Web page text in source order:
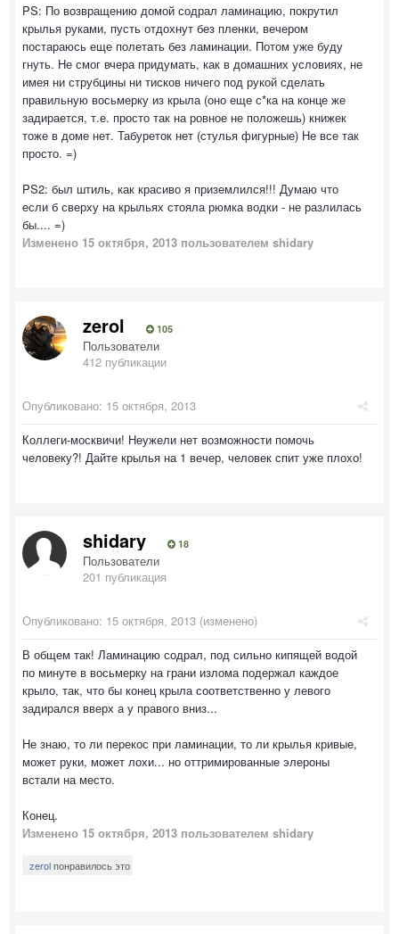
PS: По возвращению домой содрал ламинацию, покрутил
крылья руками, пусть отдохнут без пленки, вечером
постараюсь еще полетать без ламинации. Потом уже буду
гнуть. Не смог вчера придумать, как в домашних условиях, не
имея ни струбцины ни тисков ничего под рукой сделать
правильную восьмерку из крыла (оно еще с*ка на конце же
задирается, т.е. просто так на ровное не положешь) книжек
тоже в доме нет. Табуреток нет (стулья фигурные) Не все так
просто. =)
PS2: был штиль, как красиво я приземлился!!! Думаю что
если б сверху на крыльях стояла рюмка водки - не разлилась
бы.... =)
Изменено 15 октября, 2013 пользователем shidary
zerol 105
Пользователи
412 публикации
Опубликовано: 15 октября, 2013
Коллеги-москвичи! Неужели нет возможности помочь
человеку?! Дайте крылья на 1 вечер, человек спит уже плохо!
shidary 18
Пользователи
201 публикация
Опубликовано: 15 октября, 2013 (изменено)
В общем так! Ламинацию содрал, под сильно кипящей водой
по минуте в восьмерку на грани излома подержал каждое
крыло, так, что бы конец крыла соответственно у левого
задирался вверх а у правого вниз...
Не знаю, то ли перекос при ламинации, то ли крылья кривые,
может руки, может лохи... но оттримированные элероны
встали на место.
Конец.
Изменено 15 октября, 2013 пользователем shidary
zerolпонравилось это